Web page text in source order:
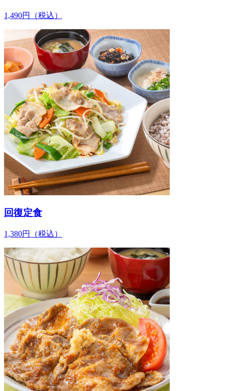
1,490円 （税込）
回復定食
1,380円 （税込）